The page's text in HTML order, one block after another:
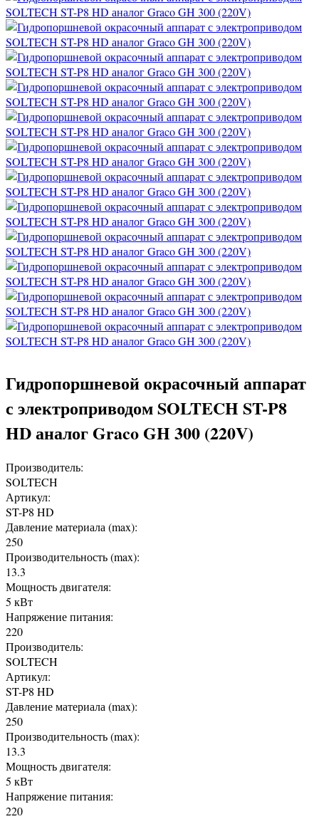
Гидропоршневой окрасочный аппарат
с электроприводом SOLTECH ST-P8
HD аналог Graco GH 300 (220V)
Производитель:
SOLTECH
Артикул:
ST-P8 HD
Давление материала (max):
250
Производительность (max):
13.3
Мощность двигателя:
5 кВт
Напряжение питания:
220
Производитель:
SOLTECH
Артикул:
ST-P8 HD
Давление материала (max):
250
Производительность (max):
13.3
Мощность двигателя:
5 кВт
Напряжение питания:
220